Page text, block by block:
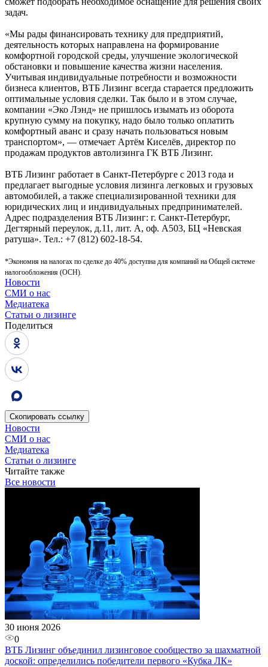
задач.
«Мы рады финансировать технику для предприятий,
деятельность которых направлена на формирование
комфортной городской среды, улучшение экологической
обстановки и повышение качества жизни населения.
Учитывая индивидуальные потребности и возможности
бизнеса клиентов, ВТБ Лизинг всегда старается предложить
оптимальные условия сделки. Так было и в этом случае,
компании «Эко Лэнд» не пришлось изымать из оборота
крупную сумму на покупку, надо было только оплатить
комфортный аванс и сразу начать пользоваться новым
транспортом», — отмечает Артём Киселёв, директор по
продажам продуктов автолизинга ГК ВТБ Лизинг.
ВТБ Лизинг работает в Санкт-Петербурге с 2013 года и
предлагает выгодные условия лизинга легковых и грузовых
автомобилей, а также специализированной техники для
юридических лиц и индивидуальных предпринимателей.
Адрес подразделения ВТБ Лизинг: г. Санкт-Петербург,
Дегтярный переулок, д.11, лит. А, оф. А503, БЦ «Невская
ратуша». Тел.: +7 (812) 602-18-54.
*Экономия на налогах по сделке до 40% доступна для компаний на Общей системе
налогообложения (ОСН).
Новости
СМИ о нас
Медиатека
Статьи о лизинге
Поделиться
Скопировать ссылку
Новости
СМИ о нас
Медиатека
Статьи о лизинге
Читайте также
Все новости
30 июня 2026
0
ВТБ Лизинг объединил лизинговое сообщество за шахматной
доской: определились победители первого «Кубка ЛК»